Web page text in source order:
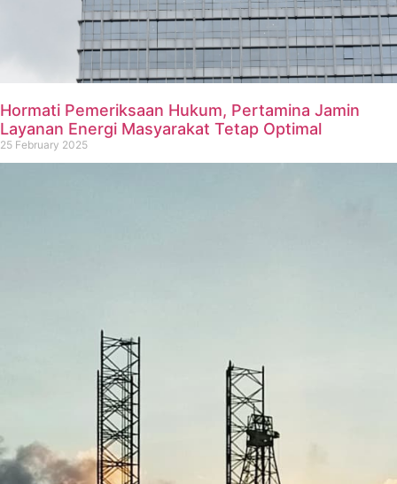
Hormati Pemeriksaan Hukum, Pertamina Jamin
Layanan Energi Masyarakat Tetap Optimal
25 February 2025